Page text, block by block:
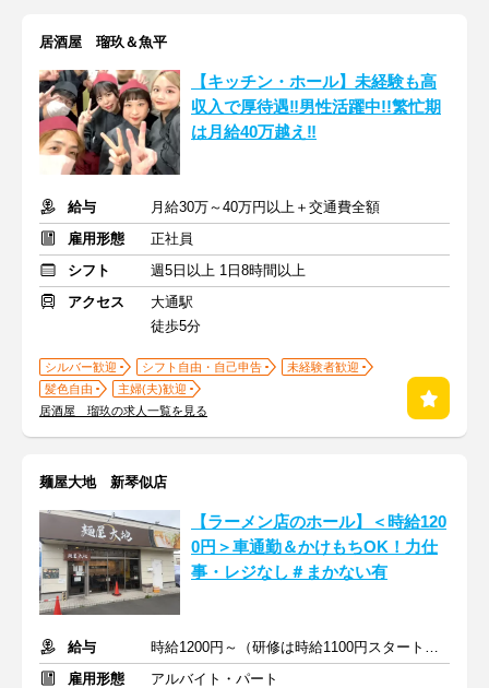
居酒屋 瑠玖＆魚平
【キッチン・ホール】未経験も高
収入で厚待遇‼男性活躍中!!繁忙期
は月給40万越え‼
給与
月給30万～40万円以上＋交通費全額
雇用形態
正社員
シフト
週5日以上 1日8時間以上
アクセス
大通駅
徒歩5分
シルバー歓迎 シフト自由・自己申告
未経験者歓迎
髪色自由
主婦(夫)歓迎
居酒屋 瑠玖の求人一覧を見る
麺屋大地 新琴似店
【ラーメン店のホール】＜時給120
0円＞車通勤＆かけもちOK！力仕
事・レジなし＃まかない有
給与
時給1200円～（研修は時給1100円スタート）+交通費全額支給
雇用形態
アルバイト・パート